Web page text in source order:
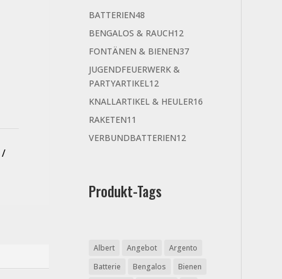
BATTERIEN48
Produkte
BENGALOS & RAUCH1212
Produkte
FONTÄNEN & BIENEN3737
JUGENDFEUERWERK &
PARTYARTIKEL1212
Produkte
KNALLARTIKEL & HEULER16
RAKETEN11
Produkte
VERBUNDBATTERIEN1212
Produkt-Tags
Albert Angebot
Argento
Batterie
Bengalos
Bienen